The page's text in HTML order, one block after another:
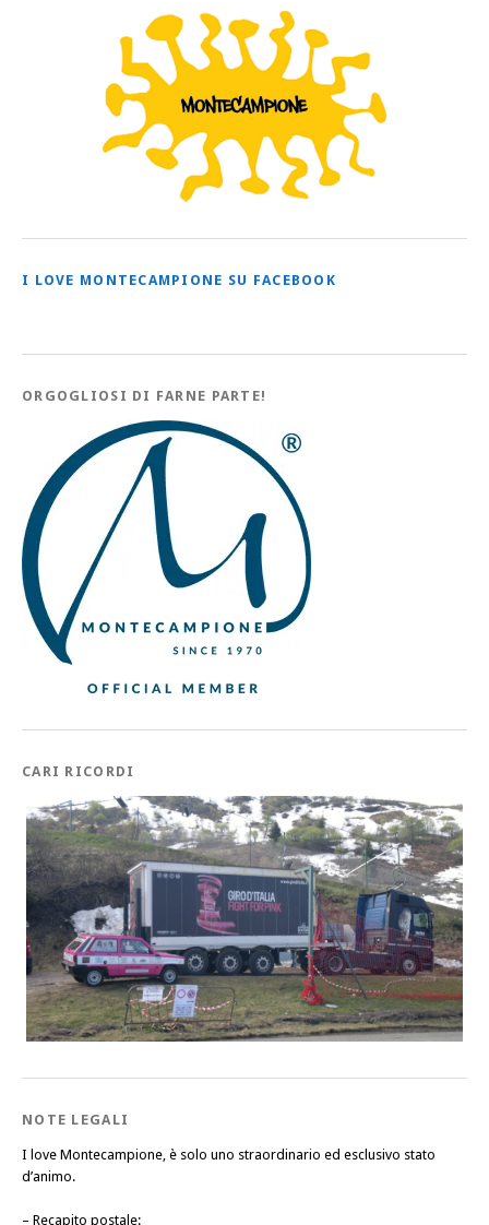
I LOVE MONTECAMPIONE SU FACEBOOK
ORGOGLIOSI DI FARNE PARTE!
CARI RICORDI
NOTE LEGALI
I love Montecampione, è solo uno straordinario ed esclusivo stato
d’animo.
– Recapito postale: